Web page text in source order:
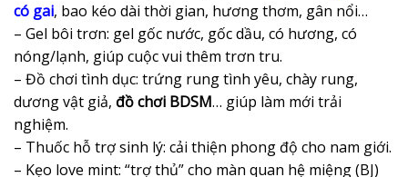
có gai, bao kéo dài thời gian, hương thơm, gân nổi…
– Gel bôi trơn: gel gốc nước, gốc dầu, có hương, có
nóng/lạnh, giúp cuộc vui thêm trơn tru.
– Đồ chơi tình dục: trứng rung tình yêu, chày rung,
dương vật giả, đồ chơi BDSM… giúp làm mới trải
nghiệm.
– Thuốc hỗ trợ sinh lý: cải thiện phong độ cho nam giới.
– Kẹo love mint: “trợ thủ” cho màn quan hệ miệng (BJ)